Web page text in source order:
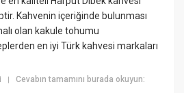
Kahvenin içeriğinde bulunması
olan kakule tohumu
en iyi Türk kahvesi markaları
|Cevabın tamamını burada okuyun: